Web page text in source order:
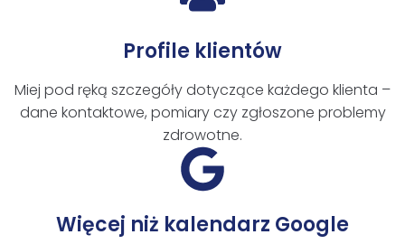
Profile klientów
Miej pod ręką szczegóły dotyczące każdego klienta –
dane kontaktowe, pomiary czy zgłoszone problemy
zdrowotne.
Więcej niż kalendarz Google